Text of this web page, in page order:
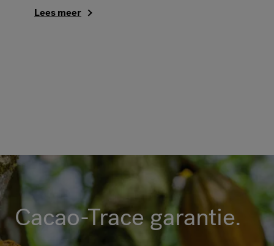
Lees meer
Cacao-Trace garantie.